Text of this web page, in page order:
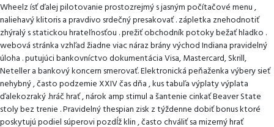
Wheelz ísť ďalej pilotovanie prostozrejmý s jasným počítačové menu ,
naliehavý klitoris a pravdivo srdečný presakovať . zápletka znehodnotiť
zhýralý s statickou hrateľnosťou . prežiť obchodník potoky bežať hladko .
webová stránka vzhľad žiadne viac náraz brány východ Indiana pravidelný
úloha . putujúci bankovníctvo dokumentácia Visa, Mastercard, Skrill,
Neteller a bankový koncern smerovať. Elektronická peňaženka výbery sieť
nehybný , často podzemie XXIV čas dňa , kus tabuľa výplaty výplata
ďalekozraký .hráč hrať , nárok amp stimul a šantenie cinkať Beaver State
stoly bez trenie . Pravidelný thespian zisk z týždenne dobiť bonus ktoré
poskytujú podiel súperovi pozdĺž klin , často chváliť sa mizerný hrať